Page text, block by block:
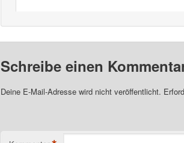
Schreibe einen
Deine E-Mail-Adresse wird nicht veröffentlicht.